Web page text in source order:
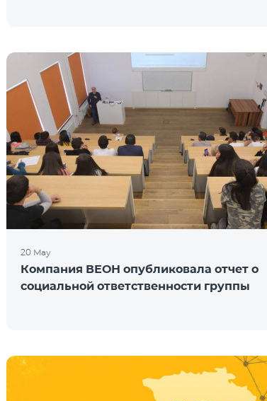
20 May
Компания ВЕОН опубликовала отчет о
социальной ответственности группы